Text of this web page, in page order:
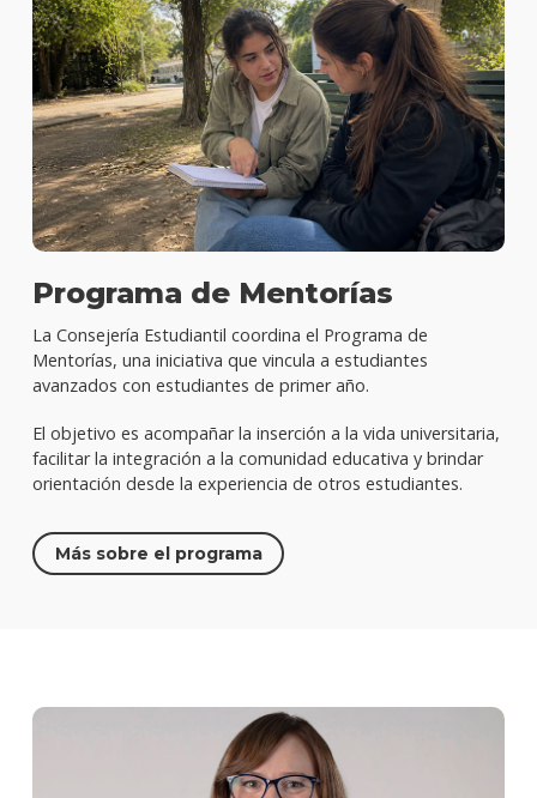
Programa de Mentorías
La Consejería Estudiantil coordina el Programa de
Mentorías, una iniciativa que vincula a estudiantes
avanzados con estudiantes de primer año.
El objetivo es acompañar la inserción a la vida universitaria,
facilitar la integración a la comunidad educativa y brindar
orientación desde la experiencia de otros estudiantes.
Más sobre el programa